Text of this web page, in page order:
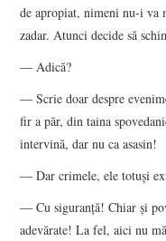
de apropiat, nimeni nu-i
zadar. Atunci decide să
― Adică?
― Scrie doar despre
fir a păr, din taina
intervină, dar nu ca asasin!
― Dar crimele, ele totuşi
― Cu siguranţă! Chiar şi
adevărate! La fel, aici nu